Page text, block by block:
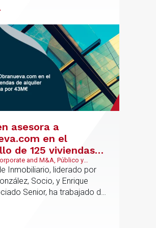
clave del sector.
asesora a
en el
de 125 viviendas
asequible en
por 43M€
and M&A, Público y
Real Estate
Inmobiliario, liderado por
Socio, y Enrique
Senior, ha trabajado de
y Teresa García,